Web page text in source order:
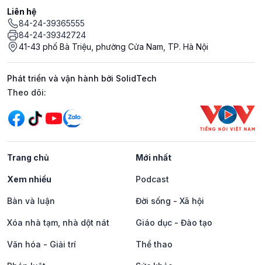
Liên hệ
84-24-39365555
84-24-39342724
41-43 phố Bà Triệu, phường Cửa Nam, TP. Hà Nội
Phát triển và vận hành bởi SolidTech
Mạng xã hội
Theo dõi:
Trang chủ Mới nhất
Xem nhiều Podcast
Bàn và luận Đời sống - Xã hội
Xóa nhà tạm, nhà dột nát Giáo dục - Đào tạo
Văn hóa - Giải trí Thể thao